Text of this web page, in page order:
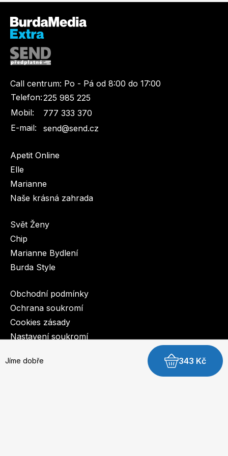
Jíme dobře 343 Kč
Call centrum: Po - Pá od 8:00 do 17:00
Telefon:225 985 225
Mobil:
777 333 370
E-mail:
send@send.cz
Apetit Online
Elle
Marianne
Naše krásná zahrada
Svět Ženy
Chip
Marianne Bydlení
Burda Style
Obchodní podmínky
Ochrana soukromí
Cookies zásady
Nastavení soukromí
© 2003-2026 BurdaMedia Extra s.r.o.